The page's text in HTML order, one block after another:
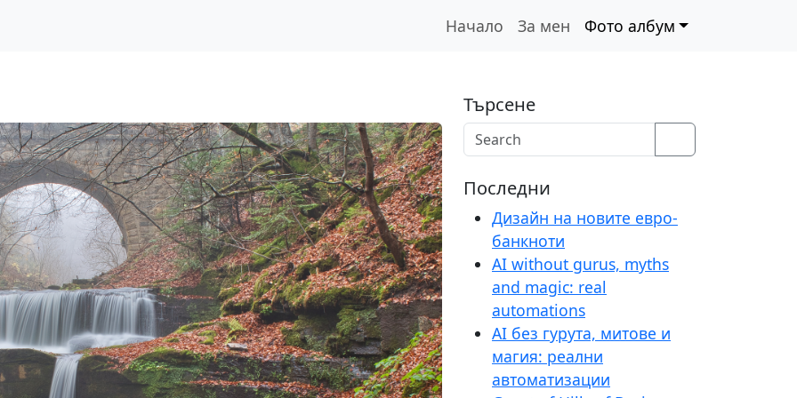
Начало За мен Фото албум
Търсене
Последни
Дизайн на новите евро-
банкноти
AI without gurus, myths
and magic: real
automations
AI без гурута, митове и
магия: реални
автоматизации